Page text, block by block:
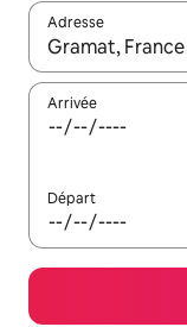
Adresse
Lorsque les
Arrivée
Départ